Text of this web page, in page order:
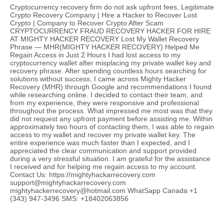
Cryptocurrency recovery firm do not ask upfront fees, Legitimate
Crypto Recovery Company | Hire a Hacker to Recover Lost
Crypto | Company to Recover Crypto After Scam
CRYPTOCURRENCY FRAUD RECOVERY HACKER FOR HIRE
AT MIGHTY HACKER RECOVERY Lost My Wallet Recovery
Phrase — MHR(MIGHTY HACKER RECOVERY) Helped Me
Regain Access in Just 2 Hours I had lost access to my
cryptocurrency wallet after misplacing my private wallet key and
recovery phrase. After spending countless hours searching for
solutions without success, I came across Mighty Hacker
Recovery (MHR) through Google and recommendations I found
while researching online. I decided to contact their team, and
from my experience, they were responsive and professional
throughout the process. What impressed me most was that they
did not request any upfront payment before assisting me. Within
approximately two hours of contacting them, I was able to regain
access to my wallet and recover my private wallet key. The
entire experience was much faster than I expected, and I
appreciated the clear communication and support provided
during a very stressful situation. I am grateful for the assistance
I received and for helping me regain access to my account.
Contact Us: https://mightyhackarrecovery.com
support@mightyhackarrecovery.com
mightyhackerrecovery@hotmail.com WhatSapp Canada +1
(343) 947-3496 SMS: +18402063856